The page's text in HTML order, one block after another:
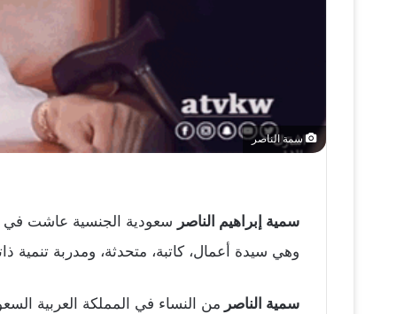
سمة الناصر
سمية إبراهيم الناصر سعودية الجنسية عاشت في
وهي سيدة أعمال، كاتبة، متحدثة، ومدربة تنمية
سمية الناصر من النساء في المملكة العربية